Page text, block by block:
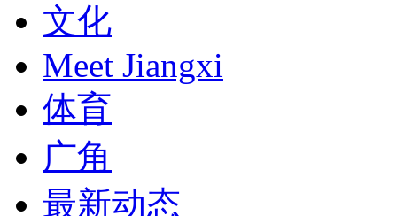
文化
Meet Jiangxi
体育
广角
最新动态